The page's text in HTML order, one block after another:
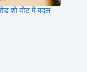
शो वोट में बदल